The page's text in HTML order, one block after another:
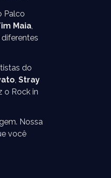
Palco
Maia,
do
, Stray
o Rock in
Nossa
você